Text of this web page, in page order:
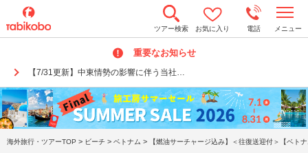
ツアー検索 お気に入り 電話 メニュー
重要なお知らせ
【7/31更新】中東情勢の影響に伴う当社…
o
n
a
v
i
g
a
t
海外旅行・ツアーTOP > ビーチ > ベトナム > 【燃油サーチャージ込み】＜往復送迎付＞【ベ